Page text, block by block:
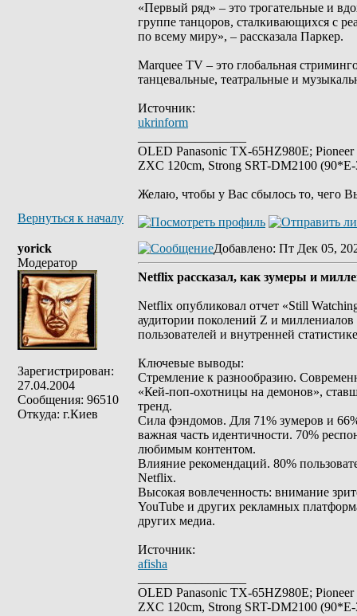
«Первый ряд» – это трогательные и
группе танцоров, сталкивающихся с
по всему миру», – рассказала Паркер.
Marquee TV – это глобальная
танцевальные, театральные и
Источник:
ukrinform
OLED Panasonic TX-65HZ980E;
ZXC 120cm, Strong SRT-DM2100
Желаю, чтобы у Вас сбылось то, чего
Вернуться к началу
yorick
Модератор
Зарегистрирован:
27.04.2004
Сообщения: 96510
Откуда: г.Киев
Добавлено: Пт Дек 05,
Netflix рассказал, как зумеры и
Netflix опубликовал отчет «Still
аудитории поколений Z и
пользователей и внутренней
Ключевые выводы:
Стремление к разнообразию.
«Кей-поп-охотницы на демонов»,
тренд.
Сила фэндомов. Для 71% зумеров и
важная часть идентичности. 70%
любимым контентом.
Влияние рекомендаций. 80%
Netflix.
Высокая вовлеченность: внимание
YouTube и других рекламных
других медиа.
Источник:
afisha
OLED Panasonic TX-65HZ980E;
ZXC 120cm, Strong SRT-DM2100